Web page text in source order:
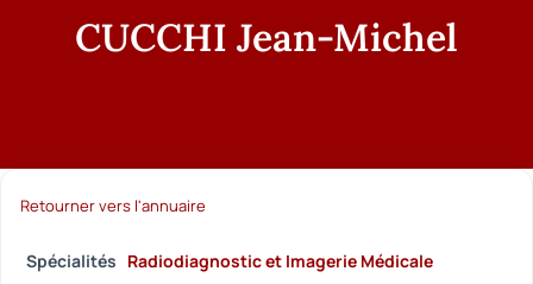
CUCCHI Jean-Michel
Retourner vers l'annuaire
Spécialités Radiodiagnostic et Imagerie Médicale